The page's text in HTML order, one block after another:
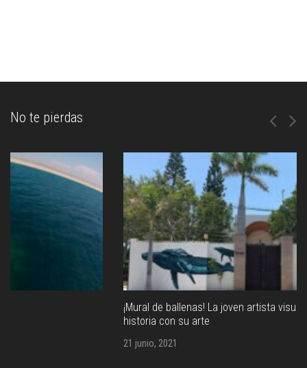
No te pierdas
¡Mural de ballenas! La joven artista visual que empieza a hacer